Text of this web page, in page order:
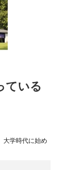
ている
大学時代に始め